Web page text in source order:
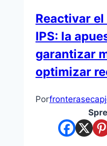
de
la
reforma
Reactivar
IPS: la
garantizar
optimizar
Por